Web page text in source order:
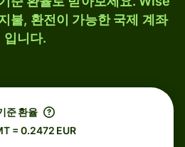
불, 환전이 가능한 국제 계좌
입니다.
준 환율
= 0.2472 EUR